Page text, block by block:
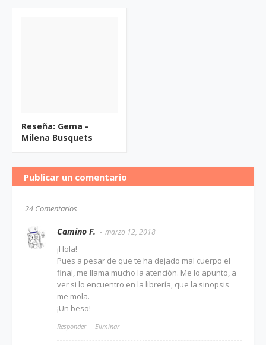
Reseña: Gema -
Milena Busquets
Publicar un comentario
24 Comentarios
Camino F. marzo 12, 2018
¡Hola!
Pues a pesar de que te ha dejado mal cuerpo el
final, me llama mucho la atención. Me lo apunto, a
ver si lo encuentro en la librería, que la sinopsis
me mola.
¡Un beso!
Responder Eliminar